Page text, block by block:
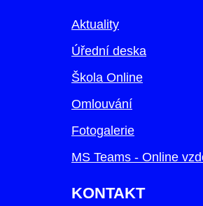
Aktuality
Úřední deska
Škola Online
Omlouvání
Fotogalerie
MS Teams - Online
KONTAKT